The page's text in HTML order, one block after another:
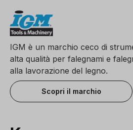
IGM è un marchio ceco di
alta qualità per falegnami e
alla lavorazione del legno.
Scopri il marchio